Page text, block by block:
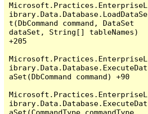
Microsoft.Practices.EnterpriseL
ibrary.Data.Database.LoadDataSe
t(DbCommand command, DataSet
dataSet, String[] tableNames)
+205
Microsoft.Practices.EnterpriseL
ibrary.Data.Database.ExecuteDat
aSet(DbCommand command) +90
Microsoft.Practices.EnterpriseL
ibrary.Data.Database.ExecuteDat
aSet(CommandType commandType,